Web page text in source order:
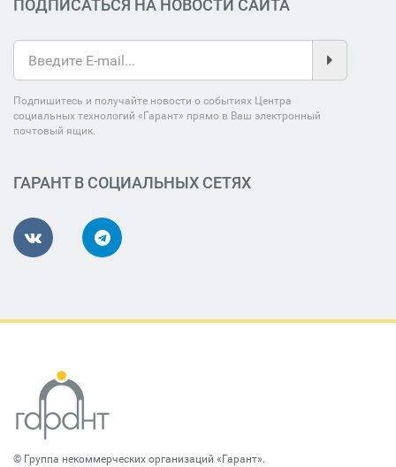
ПОДПИСАТЬСЯ НА НОВОСТИ САЙТА
Подпишитесь и получайте новости о событиях Центра
социальных технологий «Гарант» прямо в Ваш электронный
почтовый ящик.
ГАРАНТ В СОЦИАЛЬНЫХ СЕТЯХ
© Группа некоммерческих организаций «Гарант».